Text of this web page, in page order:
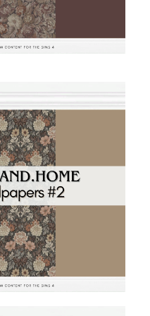
- Wallpapers #3
- Wallpapers #5